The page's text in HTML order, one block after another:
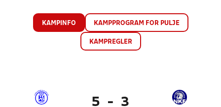
KAMPINFO KAMPPROGRAM FOR PULJE
KAMPREGLER
5 - 3